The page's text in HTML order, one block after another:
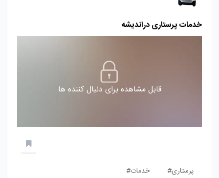
خدمات پرستاری دراندیشه
قابل مشاهده برای دنبال کننده ها
پرستاری# خدمات#